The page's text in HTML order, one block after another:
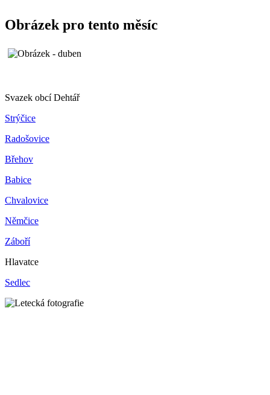
Obrázek pro tento měsíc
Svazek obcí Dehtář
Strýčice
Radošovice
Břehov
Babice
Chvalovice
Němčice
Záboří
Hlavatce
Sedlec